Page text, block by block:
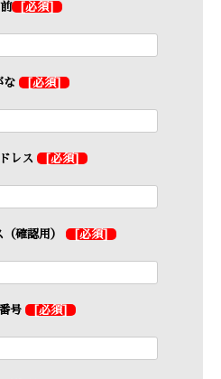
[必須]
な [必須]
レス [必須]
（確認用） [必須]
号 [必須]